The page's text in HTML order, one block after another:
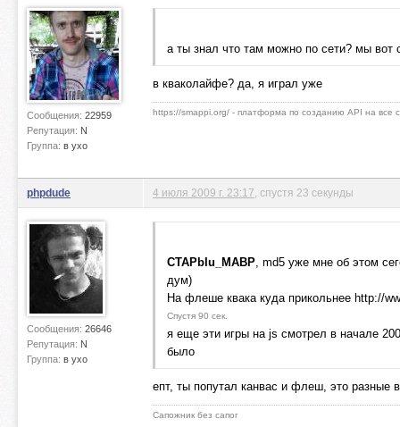
Сообщения: 22959
Репутация: N
Группа: в ухо
а ты знал что там можно по сети? мы вот
в кваколайфе? да, я играл уже
https://smappi.org/ - платформа по созданию API на все
phpdude
Сообщения: 26646
Репутация: N
Группа: в ухо
4 июля 2009 г. 23:17 , спустя 23 секунды
CTAPbIu_MABP, md5 уже мне об этом
дум)
На флеше квака куда прикольнее http://
Спустя 90 сек.
я еще эти игры на js смотрел в начале
было
епт, ты попутал канвас и флеш, это разные
Сапожник без сапог